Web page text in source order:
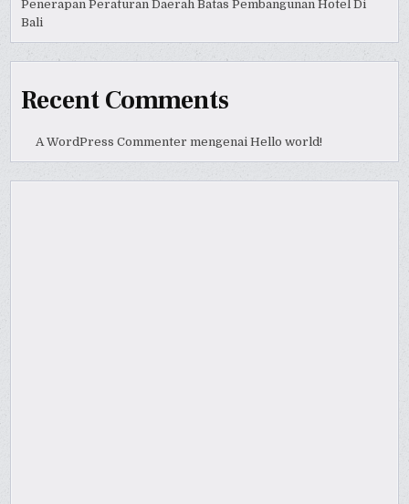
Penerapan Peraturan Daerah Batas Pembangunan Hotel Di
Bali
Recent Comments
A WordPress Commenter mengenai Hello world!